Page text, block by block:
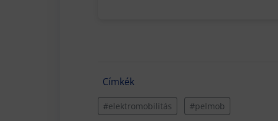
Címkék
#elektromobilitás #pelmob